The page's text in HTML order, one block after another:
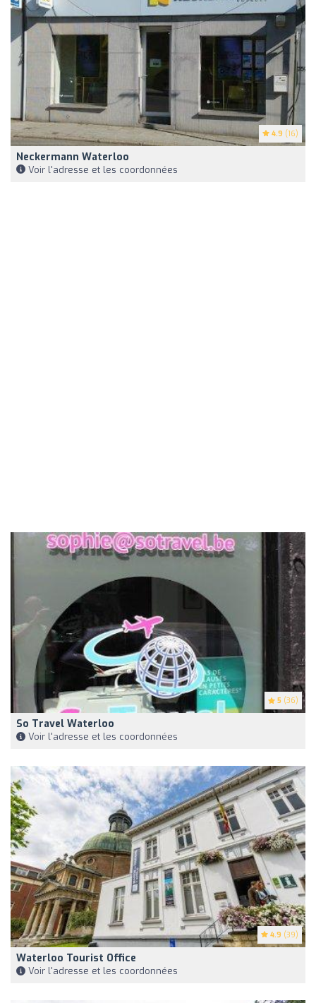
4.9 (16)
Neckermann Waterloo
Voir l'adresse et les coordonnées
5 (36)
So Travel Waterloo
Voir l'adresse et les coordonnées
4.9 (39)
Waterloo Tourist Office
Voir l'adresse et les coordonnées